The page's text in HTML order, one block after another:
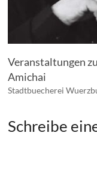
Veranstaltungen
Amichai
Stadtbuecherei
Schreibe